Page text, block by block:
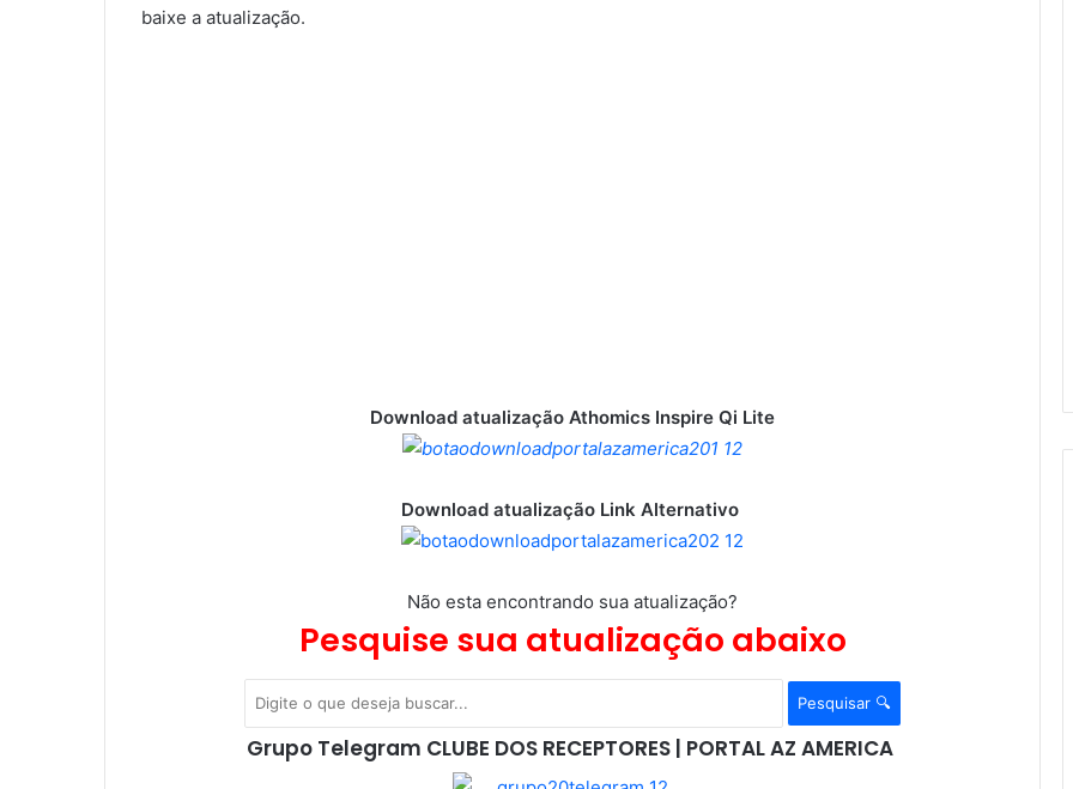
baixe a atualização.
Download atualização Athomics Inspire Qi Lite
Download atualização Link Alternativo
Não esta encontrando sua atualização?
Pesquise sua atualização abaixo
Pesquisar 🔍
Grupo Telegram CLUBE DOS RECEPTORES | PORTAL AZ AMERICA